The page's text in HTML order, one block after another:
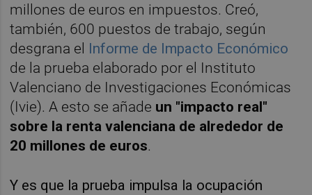
millones de euros en impuestos. Creó,
también, 600 puestos de trabajo, según
desgrana el Informe de Impacto Económico
de la prueba elaborado por el Instituto
Valenciano de Investigaciones Económicas
(Ivie). A esto se añade un "impacto real"
sobre la renta valenciana de alrededor de
20 millones de euros.
Y es que la prueba impulsa la ocupación